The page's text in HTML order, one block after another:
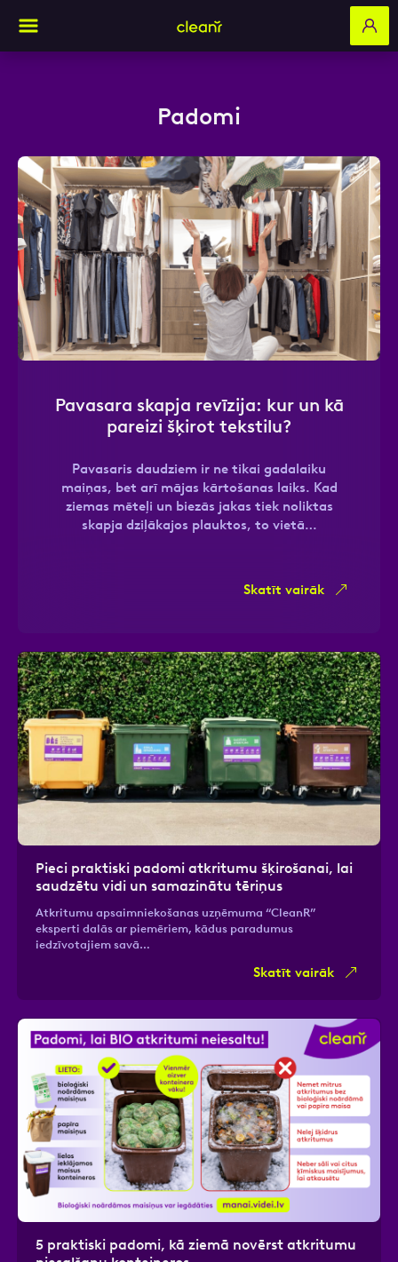
Padomi
Pavasara skapja revīzija: kur un kā
pareizi šķirot tekstilu?
Pavasaris daudziem ir ne tikai gadalaiku
maiņas, bet arī mājas kārtošanas laiks. Kad
ziemas mēteļi un biezās jakas tiek noliktas
skapja dziļākajos plauktos, to vietā…
Skatīt vairāk
Pieci praktiski padomi atkritumu šķirošanai, lai
saudzētu vidi un samazinātu tēriņus
Atkritumu apsaimniekošanas uzņēmuma “CleanR”
eksperti dalās ar piemēriem, kādus paradumus
iedzīvotajiem savā…
Skatīt vairāk
5 praktiski padomi, kā ziemā novērst atkritumu
Aizpildi pieteikuma formu un mēs ar tevi
Vārds, Uzvārds
E-pasts
apstrādei.Vairāk